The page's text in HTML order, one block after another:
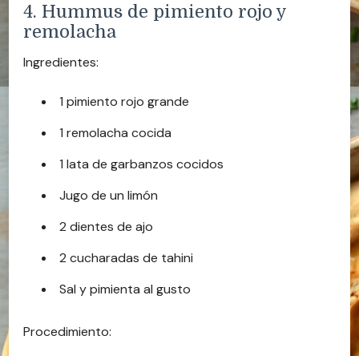
4. Hummus de pimiento rojo y
remolacha
Ingredientes:
1 pimiento rojo grande
1 remolacha cocida
1 lata de garbanzos cocidos
Jugo de un limón
2 dientes de ajo
2 cucharadas de tahini
Sal y pimienta al gusto
Procedimiento: